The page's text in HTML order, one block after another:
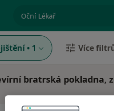
specializace, nemoc nebo
• 1 Více
bratrská pokladna,